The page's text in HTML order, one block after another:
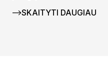
SKAITYTI DAUGIAU